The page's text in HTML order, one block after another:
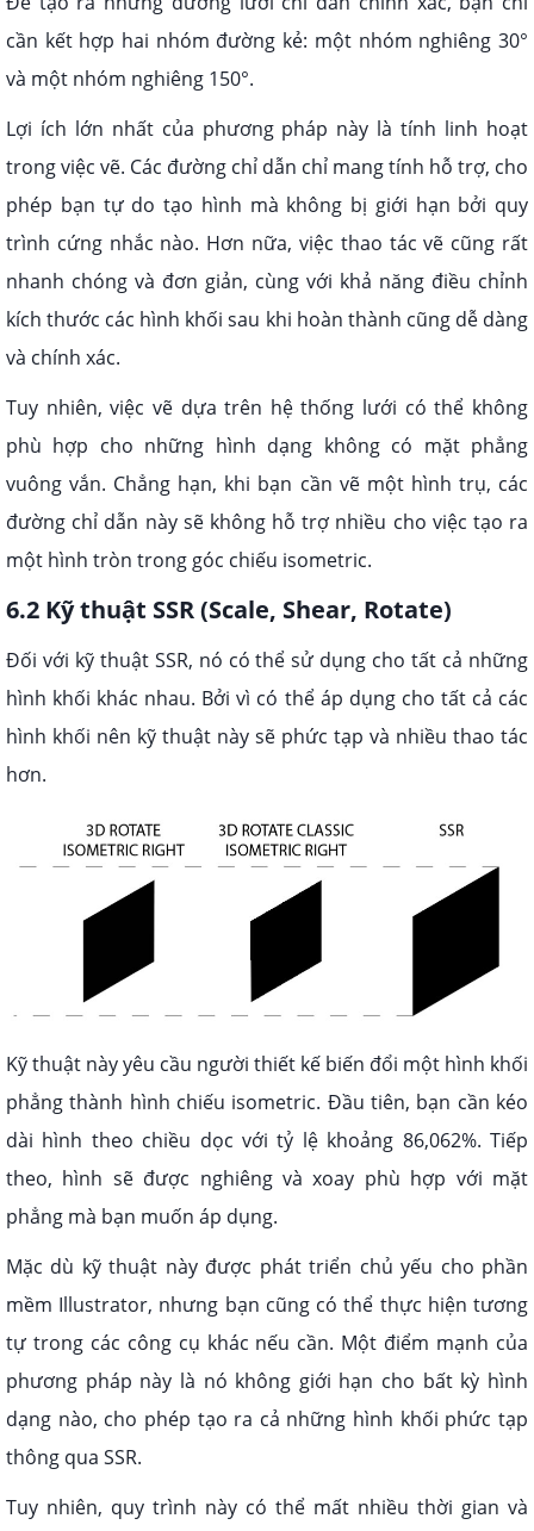
cần kết hợp hai nhóm đường kẻ: một nhóm nghiêng 30°
và một nhóm nghiêng 150°.
Lợi ích lớn nhất của phương pháp này là tính linh hoạt
trong việc vẽ. Các đường chỉ dẫn chỉ mang tính hỗ trợ, cho
phép bạn tự do tạo hình mà không bị giới hạn bởi quy
trình cứng nhắc nào. Hơn nữa, việc thao tác vẽ cũng rất
nhanh chóng và đơn giản, cùng với khả năng điều chỉnh
kích thước các hình khối sau khi hoàn thành cũng dễ dàng
và chính xác.
Tuy nhiên, việc vẽ dựa trên hệ thống lưới có thể không
phù hợp cho những hình dạng không có mặt phẳng
vuông vắn. Chẳng hạn, khi bạn cần vẽ một hình trụ, các
đường chỉ dẫn này sẽ không hỗ trợ nhiều cho việc tạo ra
một hình tròn trong góc chiếu isometric.
6.2 Kỹ thuật SSR (Scale, Shear, Rotate)
Đối với kỹ thuật SSR, nó có thể sử dụng cho tất cả những
hình khối khác nhau. Bởi vì có thể áp dụng cho tất cả các
hình khối nên kỹ thuật này sẽ phức tạp và nhiều thao tác
hơn.
Kỹ thuật này yêu cầu người thiết kế biến đổi một hình khối
phẳng thành hình chiếu isometric. Đầu tiên, bạn cần kéo
dài hình theo chiều dọc với tỷ lệ khoảng 86,062%. Tiếp
theo, hình sẽ được nghiêng và xoay phù hợp với mặt
phẳng mà bạn muốn áp dụng.
Mặc dù kỹ thuật này được phát triển chủ yếu cho phần
mềm Illustrator, nhưng bạn cũng có thể thực hiện tương
tự trong các công cụ khác nếu cần. Một điểm mạnh của
phương pháp này là nó không giới hạn cho bất kỳ hình
dạng nào, cho phép tạo ra cả những hình khối phức tạp
thông qua SSR.
Tuy nhiên, quy trình này có thể mất nhiều thời gian và